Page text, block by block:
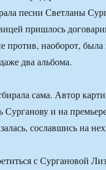
песни Светланы
пришлось
против, наоборот, была
два альбома.
сама. Автор
Сурганову и на
сославшись на
с Сургановой